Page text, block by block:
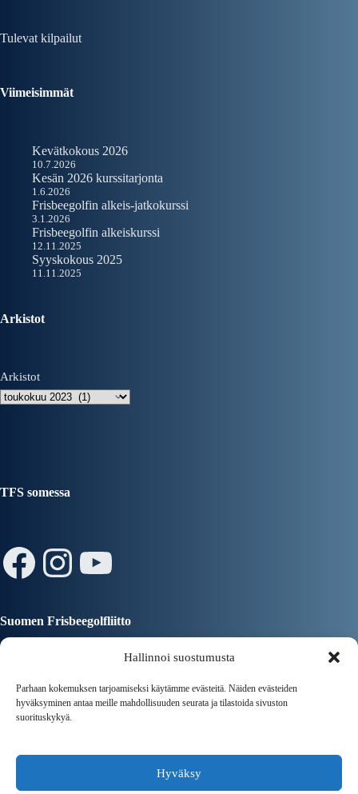
Hallinnoi suostumusta
Parhaan kokemuksen tarjoamiseksi käytämme evästeitä. Näiden evästeiden
hyväksyminen antaa meille mahdollisuuden seurata ja tilastoida sivuston
suorituskykyä.
Hyväksy
Tulevat kilpailut
Viimeisimmät
Kevätkokous 2026
10.7.2026
Kesän 2026 kurssitarjonta
1.6.2026
Frisbeegolfin alkeis-jatkokurssi
3.1.2026
Frisbeegolfin alkeiskurssi
12.11.2025
Syyskokous 2025
11.11.2025
Arkistot
Arkistot
TFS somessa
Facebook
Instagram
YouTube
Suomen Frisbeegolfliitto
Tampereen Kaupunki